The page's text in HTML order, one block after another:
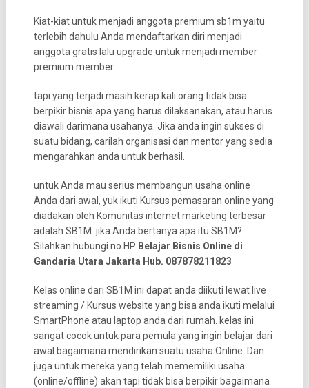
Kiat-kiat untuk menjadi anggota premium sb1m yaitu
terlebih dahulu Anda mendaftarkan diri menjadi
anggota gratis lalu upgrade untuk menjadi member
premium member.
tapi yang terjadi masih kerap kali orang tidak bisa
berpikir bisnis apa yang harus dilaksanakan, atau harus
diawali darimana usahanya. Jika anda ingin sukses di
suatu bidang, carilah organisasi dan mentor yang sedia
mengarahkan anda untuk berhasil.
untuk Anda mau serius membangun usaha online
Anda dari awal, yuk ikuti Kursus pemasaran online yang
diadakan oleh Komunitas internet marketing terbesar
adalah SB1M. jika Anda bertanya apa itu SB1M?
Silahkan hubungi no HP Belajar Bisnis Online di
Gandaria Utara Jakarta Hub. 087878211823
Kelas online dari SB1M ini dapat anda diikuti lewat live
streaming / Kursus website yang bisa anda ikuti melalui
SmartPhone atau laptop anda dari rumah. kelas ini
sangat cocok untuk para pemula yang ingin belajar dari
awal bagaimana mendirikan suatu usaha Online. Dan
juga untuk mereka yang telah mememiliki usaha
(online/offline) akan tapi tidak bisa berpikir bagaimana